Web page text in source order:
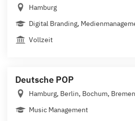
Hamburg
Digital Branding,
Vollzeit
Deutsche POP
Hamburg, Berlin, Bochum,
Music Management